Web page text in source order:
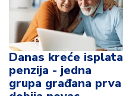
Danas kreće isplata
penzija - jedna
grupa građana prva